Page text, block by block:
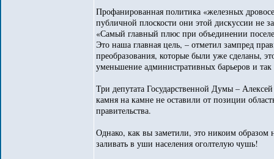
Профанированная политика «железных
публичной плоскости они этой дискуссии не
«Самый главный плюс при объединении
Это наша главная цель, – отметил зампред
преобразования, которые были уже сделаны,
уменьшение административных барьеров и так
Три депутата Государственной Думы –
камня на камне не оставили от позиции
правительства.
Однако, как вы заметили, это никоим
заливать в уши населения оголтелую чушь!